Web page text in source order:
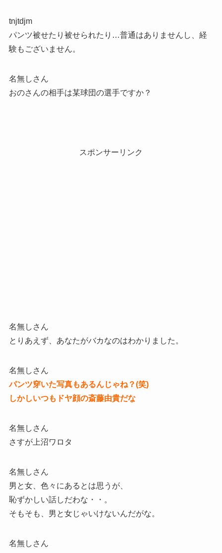
tnjtdjm
パンツ被せたり被せられたり…普通はありませんし、経
験もございません。
名無しさん
おのさんの相手は某球団の選手ですか？
スポンサーリンク
名無しさん
とりあえず、あなたがバカなのはわかりました。
名無しさん
パンツ穿いた写真もあるんじゃね？(笑)
しかしいつもドヤ顔の斎藤由貴だな
名無しさん
さすが上沼ワロタ
名無しさん
男と女、色々にあるとは思うが、
恥ずかしい話しだわな・・。
そもそも、男と女じゃいけないんだがな。
名無しさん